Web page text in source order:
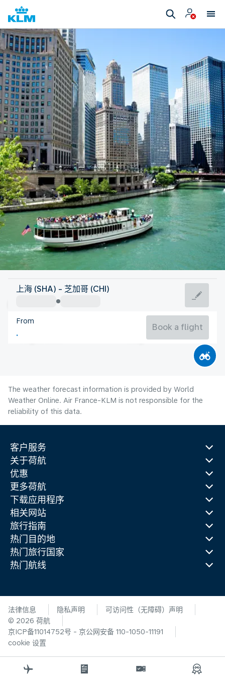
United States Of America
Chicago
United States Of America
上海 (SHA) - 芝加哥 (CHI)
From
Book a flight
The weather forecast information is provided by World
Weather Online. Air France-KLM is not responsible for the
reliability of this data.
客户服务
关于荷航
优惠
更多荷航
下载应用程序
相关网站
旅行指南
热门目的地
热门旅行国家
热门航线
法律信息 隐私声明
可访问性（无障碍）声明
© 2026 荷航
京ICP备11014752号 - 京公网安备 110-1050-11191
cookie 设置